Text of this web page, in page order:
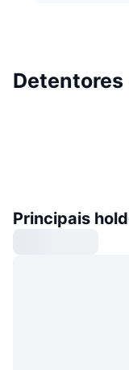
Detentores
Principais